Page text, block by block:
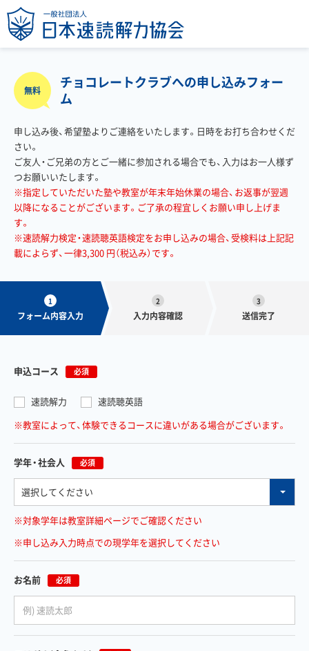
無料
チョコレートクラブへの申し込みフォー
ム
申し込み後、希望塾よりご連絡をいたします。日時をお打ち合わせくだ
さい。
ご友人・ご兄弟の方とご一緒に参加される場合でも、入力はお一人様ず
つお願いいたします。
※指定していただいた塾や教室が年末年始休業の場合、お返事が翌週
以降になることがございます。ご了承の程宜しくお願い申し上げま
す。
※速読解力検定・速読聴英語検定をお申し込みの場合、受検料は上記記
載によらず、一律3,300 円（税込み）です。
1
フォーム内容入力
2
入力内容確認
3
送信完了
申込コース 必須
速読解力
速読聴英語
※教室によって、体験できるコースに違いがある場合がございます。
学年・社会人 必須
※対象学年は教室詳細ページでご確認ください
※申し込み入力時点での現学年を選択してください
お名前 必須